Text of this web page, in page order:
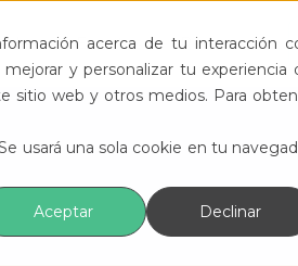
acerca de tu interacción
y personalizar tu experiencia
sitio web y otros medios. Para
usará una sola cookie en tu
Aceptar
Declinar
Eventos Recursos